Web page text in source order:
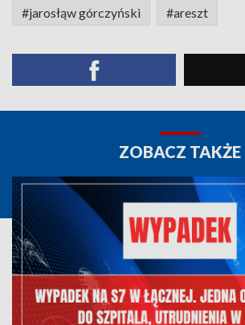
#jarosłąw górczyński #areszt
ZOBACZ TAKŻE